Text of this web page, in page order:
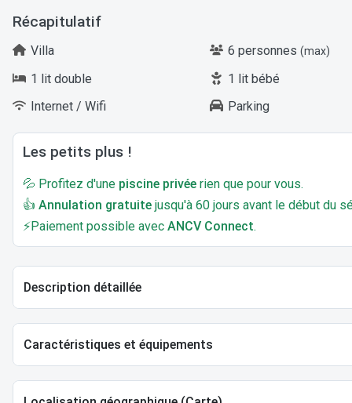
Récapitulatif
Villa 6 personnes (max)
1 lit double
1 lit bébé
Internet / Wifi
Parking
Les petits plus !
💦 Profitez d'une piscine privée rien que pour vous.
👍 Annulation gratuite jusqu'à 60 jours avant le début du
⚡Paiement possible avec ANCV Connect.
Description détaillée
Caractéristiques et équipements